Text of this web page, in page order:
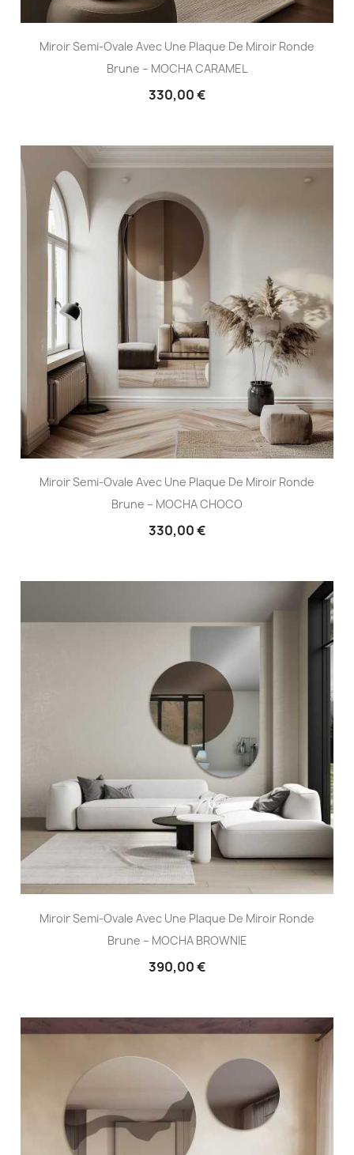
Miroir Semi-Ovale Avec Une Plaque De Miroir Ronde
Brune – MOCHA CARAMEL
330,00 €
Miroir Semi-Ovale Avec Une Plaque De Miroir Ronde
Brune – MOCHA CHOCO
330,00 €
Miroir Semi-Ovale Avec Une Plaque De Miroir Ronde
Brune – MOCHA BROWNIE
390,00 €